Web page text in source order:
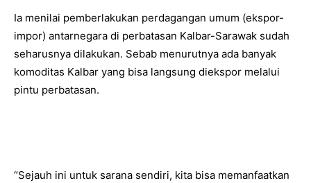
Ia menilai pemberlakukan perdagangan umum (ekspor-
impor) antarnegara di perbatasan Kalbar-Sarawak sudah
seharusnya dilakukan. Sebab menurutnya ada banyak
komoditas Kalbar yang bisa langsung diekspor melalui
pintu perbatasan.
“Sejauh ini untuk sarana sendiri, kita bisa memanfaatkan